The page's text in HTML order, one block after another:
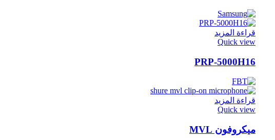
قراءة المزيد
Quick view
PRP-5000H16
قراءة المزيد
Quick view
ميكروفون MVL